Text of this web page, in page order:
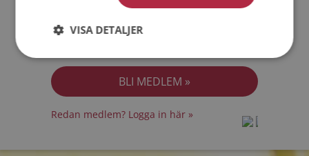
Jag accepterarMedlemsvillkoren
Redan medlem? Logga in här »
VISA DETALJER